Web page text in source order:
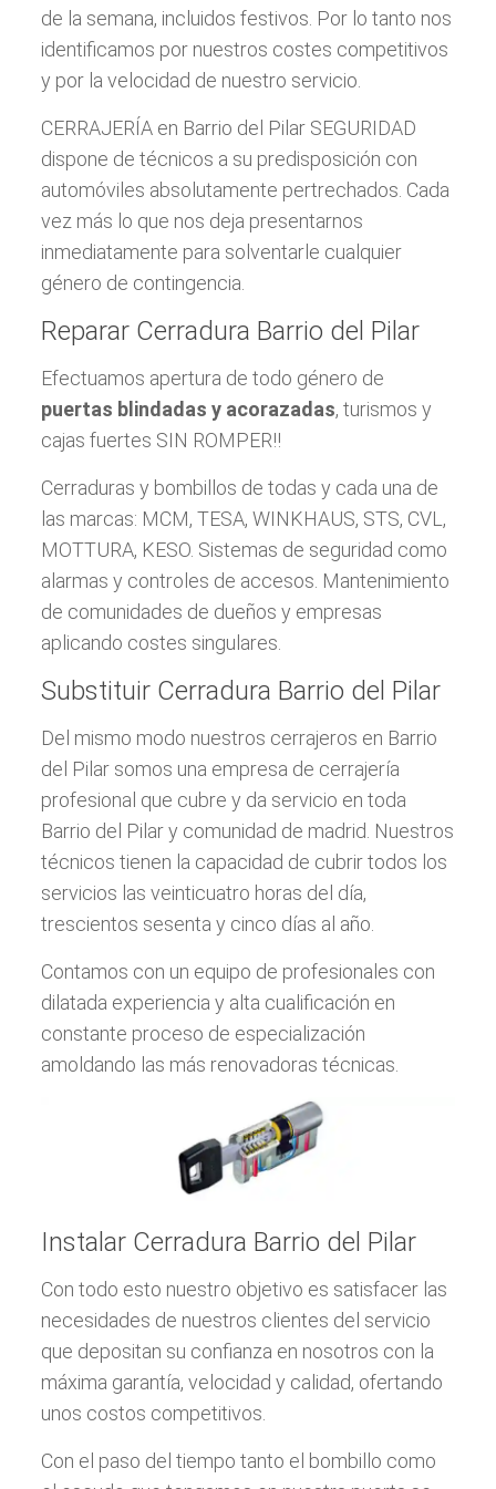
de la semana, incluidos festivos. Por lo tanto nos
identificamos por nuestros costes competitivos
y por la velocidad de nuestro servicio.
CERRAJERÍA en Barrio del Pilar SEGURIDAD
dispone de técnicos a su predisposición con
automóviles absolutamente pertrechados. Cada
vez más lo que nos deja presentarnos
inmediatamente para solventarle cualquier
género de contingencia.
Reparar Cerradura Barrio del Pilar
Efectuamos apertura de todo género de
puertas blindadas y acorazadas, turismos y
cajas fuertes SIN ROMPER!!
Cerraduras y bombillos de todas y cada una de
las marcas: MCM, TESA, WINKHAUS, STS, CVL,
MOTTURA, KESO. Sistemas de seguridad como
alarmas y controles de accesos. Mantenimiento
de comunidades de dueños y empresas
aplicando costes singulares.
Substituir Cerradura Barrio del Pilar
Del mismo modo nuestros cerrajeros en Barrio
del Pilar somos una empresa de cerrajería
profesional que cubre y da servicio en toda
Barrio del Pilar y comunidad de madrid. Nuestros
técnicos tienen la capacidad de cubrir todos los
servicios las veinticuatro horas del día,
trescientos sesenta y cinco días al año.
Contamos con un equipo de profesionales con
dilatada experiencia y alta cualificación en
constante proceso de especialización
amoldando las más renovadoras técnicas.
Instalar Cerradura Barrio del Pilar
Con todo esto nuestro objetivo es satisfacer las
necesidades de nuestros clientes del servicio
que depositan su confianza en nosotros con la
máxima garantía, velocidad y calidad, ofertando
unos costos competitivos.
Con el paso del tiempo tanto el bombillo como